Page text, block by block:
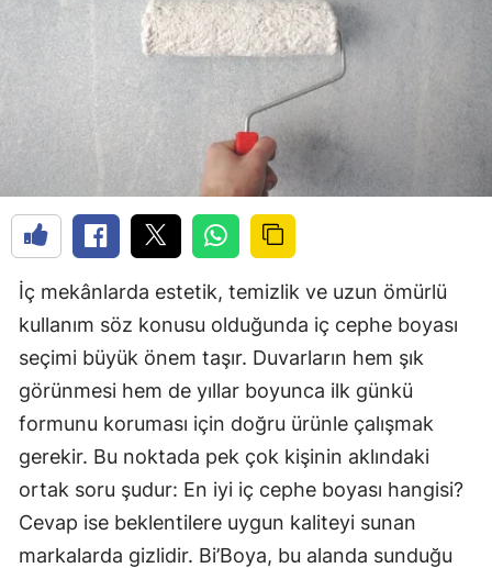
İç mekânlarda estetik, temizlik ve uzun ömürlü
kullanım söz konusu olduğunda iç cephe boyası
seçimi büyük önem taşır. Duvarların hem şık
görünmesi hem de yıllar boyunca ilk günkü
formunu koruması için doğru ürünle çalışmak
gerekir. Bu noktada pek çok kişinin aklındaki
ortak soru şudur: En iyi iç cephe boyası hangisi?
Cevap ise beklentilere uygun kaliteyi sunan
markalarda gizlidir. Bi’Boya, bu alanda sunduğu